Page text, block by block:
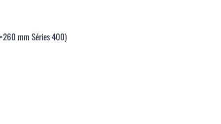
mm Séries 400)